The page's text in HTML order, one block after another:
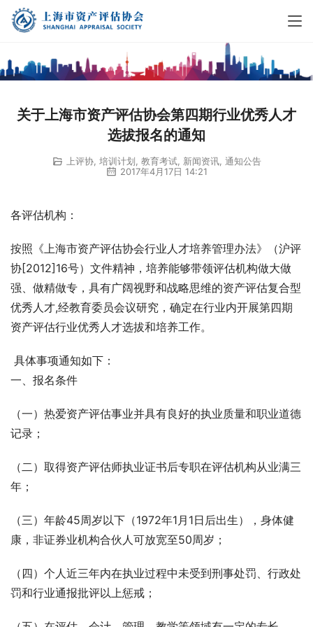
关于上海市资产评估协会第四期行业优秀人才
选拔报名的通知
上评协, 培训计划 教育考试 新闻资讯, 通知公告
2017年4月17日 14:21
各评估机构：
按照《上海市资产评估协会行业人才培养管理办法》（沪评
协[2012]16号）文件精神，培养能够带领评估机构做大做
强、做精做专，具有广阔视野和战略思维的资产评估复合型
优秀人才,经教育委员会议研究，确定在行业内开展第四期
资产评估行业优秀人才选拔和培养工作。
具体事项通知如下：
一、报名条件
（一）热爱资产评估事业并具有良好的执业质量和职业道德
记录；
（二）取得资产评估师执业证书后专职在评估机构从业满三
年；
（三）年龄45周岁以下（1972年1月1日后出生），身体健
康，非证券业机构合伙人可放宽至50周岁；
（四）个人近三年内在执业过程中未受到刑事处罚、行政处
罚和行业通报批评以上惩戒；